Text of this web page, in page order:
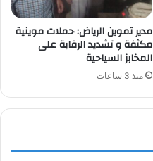
مدير تموين الرياض: حملات موينية
مكثفة و تشديد الرقابة على
المخابز السياحية
منذ 3 ساعات